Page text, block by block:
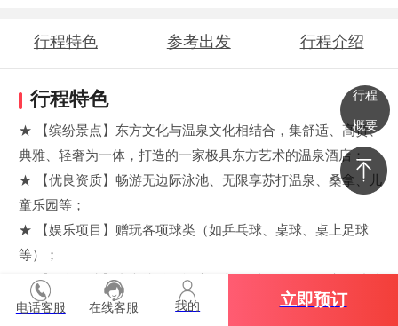
行程
概要
电话客服 在线客服 我的 立即预订
行程特色 参考出发 行程介绍
行程特色
★ 【缤纷景点】东方文化与温泉文化相结合，集舒适、高贵、
典雅、轻奢为一体，打造的一家极具东方艺术的温泉酒店；
★ 【优良资质】畅游无边际泳池、无限享苏打温泉、桑拿、儿
童乐园等；
★ 【娱乐项目】赠玩各项球类（如乒乓球、桌球、桌上足球
等）；
★ 【服务保障】专车接送到酒店，入住睡到自然醒，享自助特
色早餐；